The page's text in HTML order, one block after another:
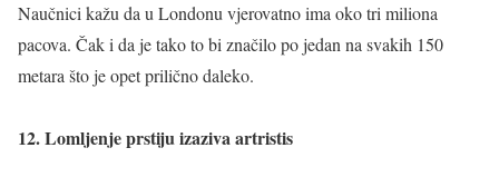
Naučnici kažu da u Londonu vjerovatno ima oko tri miliona
pacova. Čak i da je tako to bi značilo po jedan na svakih 150
metara što je opet prilično daleko.
12. Lomljenje prstiju izaziva artristis